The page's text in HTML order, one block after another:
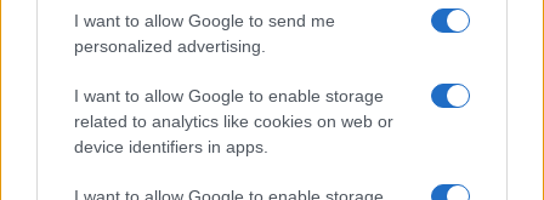
I want to allow Google to send me
personalized advertising.
I want to allow Google to enable storage
related to analytics like cookies on web or
device identifiers in apps.
Sri Lanka: itinerari tra spiritualità, architettura e
spiagge paradisiache
LIFESTYLE